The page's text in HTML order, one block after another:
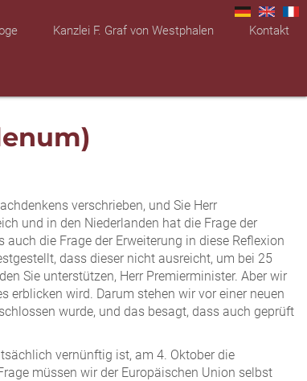
Kanzlei F. Graf von Westphalen Kontakt
verschrieben, und Sie Herr
und in den Niederlanden hat die Frage der
die Frage der Erweiterung in diese Reflexion
dass dieser nicht ausreicht, um bei 25
Sie unterstützen, Herr Premierminister. Aber wir
erblicken wird. Darum stehen wir vor einer neuen
wurde, und das besagt, dass auch geprüft
vernünftig ist, am 4. Oktober die
müssen wir der Europäischen Union selbst